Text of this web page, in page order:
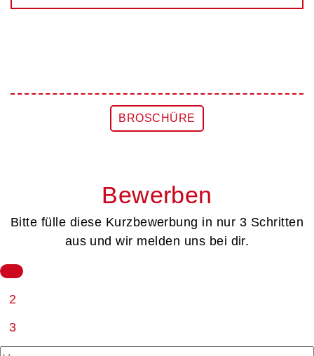
BROSCHÜRE
Bewerben
Bitte fülle diese Kurzbewerbung in nur 3 Schritten
aus und wir melden uns bei dir.
2
3